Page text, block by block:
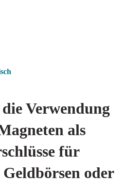
Verwendung
als
für
oder